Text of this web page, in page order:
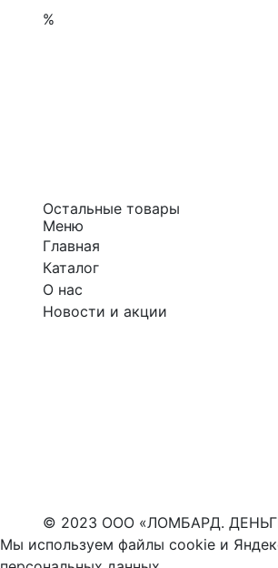
%
Остальные товары
Меню
Главная
Каталог
О нас
Новости и акции
© 2023 ООО «ЛОМБАРД.
Мы используем файлы cookie и